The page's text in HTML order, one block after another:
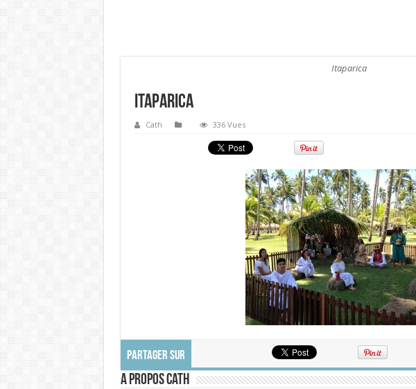
Itaparica
Itaparica
Cath 336 Vues
PARTAGER SUR
A propos Cath